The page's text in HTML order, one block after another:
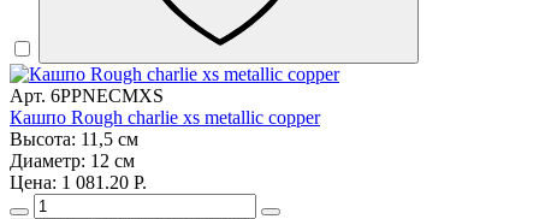
Арт. 6PPNECMXS
Кашпо Rough charlie xs metallic copper
Высота: 11,5 см
Диаметр: 12 см
Цена: 1 081.20 Р.